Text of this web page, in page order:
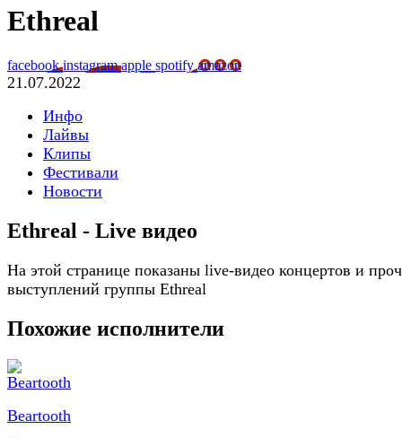
Ethreal
facebookinstagramapple spotifyamazon
21.07.2022
Инфо
Лайвы
Клипы
Фестивали
Новости
Ethreal - Live видео
На этой странице показаны live-видео концертов и
выступлений группы Ethreal
Похожие исполнители
Beartooth